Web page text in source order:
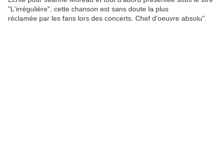
"L'irrégulière", cette chanson est sans doute la plus
réclamée par les fans lors des concerts. Chef d'oeuvre absolu".